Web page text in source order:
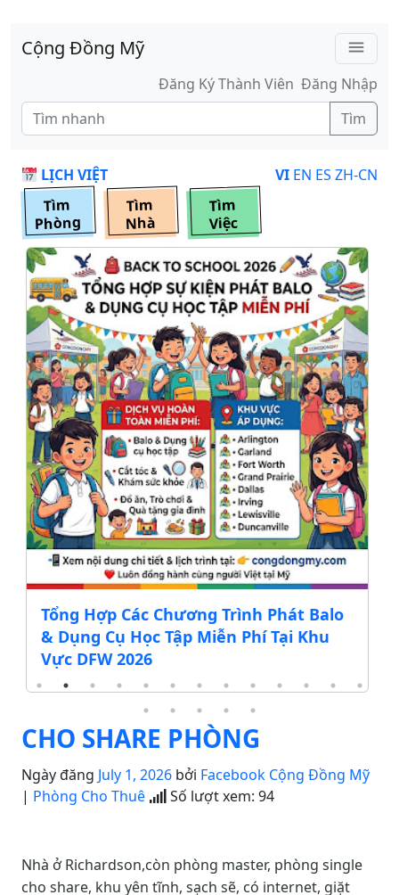
Cộng Đồng Mỹ
menu
Đăng Ký Thành Viên Đăng Nhập
Tìm
LỊCH VIỆT VI EN ES ZH-CN
Tìm
Phòng
Tìm
Nhà
Tìm
Việc
Tổng Hợp Các Chương Trình Phát Balo
& Dụng Cụ Học Tập Miễn Phí Tại Khu
Vực DFW 2026
CHO SHARE PHÒNG
Ngày đăng July 1, 2026 bởi Facebook Cộng Đồng Mỹ
| Phòng Cho Thuê Số lượt xem: 94
Nhà ở Richardson,còn phòng master, phòng single
cho share, khu yên tĩnh, sạch sẽ, có internet, giặt